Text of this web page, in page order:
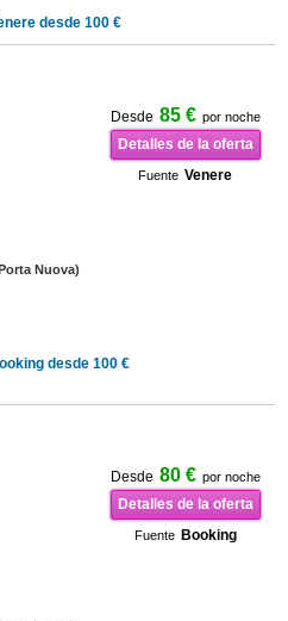
desde 100 €
Desde 85 € por noche
Detalles de la oferta
Fuente Venere
Nuova)
desde 100 €
Desde 80 € por noche
Detalles de la oferta
Fuente Booking